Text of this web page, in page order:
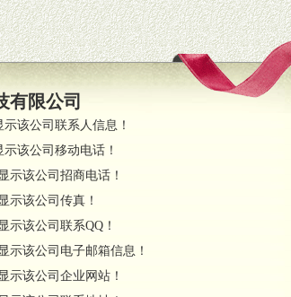
产品顺利销售。
支持。
们将及时回复您的疑问。
及时受理记录并合理妥善解决。
有限公司
该公司联系人信息！
该公司移动电话！
示该公司招商电话！
示该公司传真！
示该公司联系QQ！
示该公司电子邮箱信息！
示该公司企业网站！